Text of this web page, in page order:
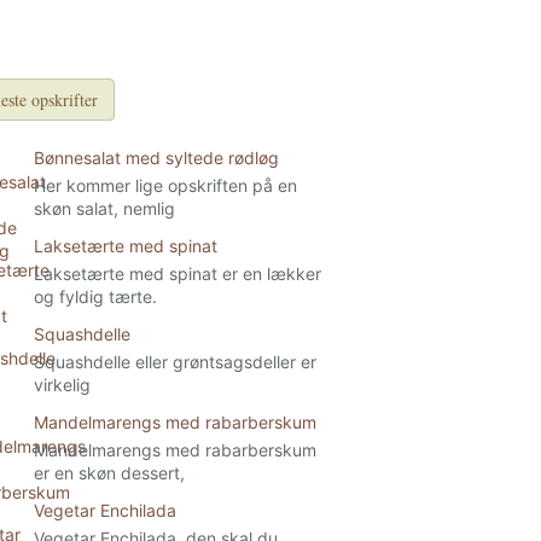
opskrifter
Bønnesalat med syltede rødløg
Her kommer lige opskriften på en
skøn salat, nemlig
Laksetærte med spinat
Laksetærte med spinat er en lækker
og fyldig tærte.
Squashdelle
Squashdelle eller grøntsagsdeller er
virkelig
Mandelmarengs med rabarberskum
Mandelmarengs med rabarberskum
er en skøn dessert,
Vegetar Enchilada